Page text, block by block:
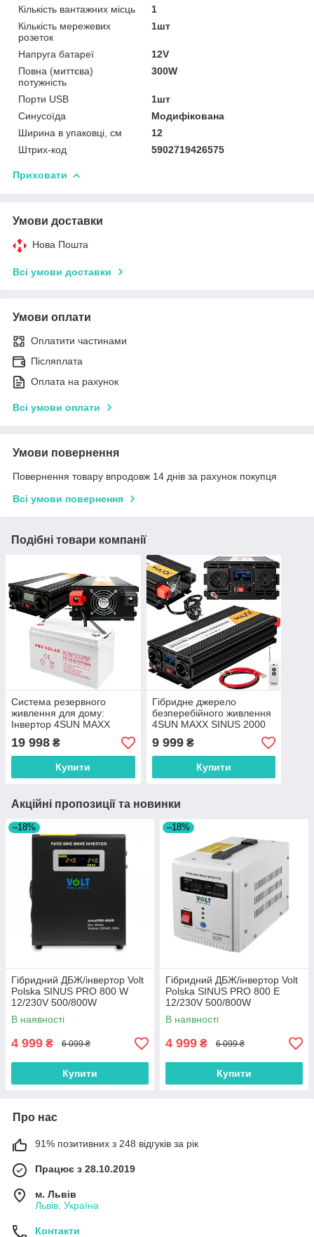
Кількість вантажних місць
1
Кількість мережевих
розеток
1шт
Напруга батареї
12V
Повна (миттєва)
потужність
300W
Порти USB
1шт
Синусоїда
Модифікована
Ширина в упаковці, см
12
Штрих-код
5902719426575
Приховати
Умови доставки
Нова Пошта
Всі умови доставки
Умови оплати
Оплатити частинами
Післяплата
Оплата на рахунок
Всі умови оплати
Умови повернення
Повернення товару впродовж 14 днів за рахунок покупця
Всі умови повернення
Подібні товари компанії
Система резервного
живлення для дому:
Інвертор 4SUN MAXX
2000W та АКБ Deep Cycle
110Ah
19 998 ₴
Купити
Гібридне джерело
безперебійного живлення
4SUN MAXX SINUS 2000
Вт 12 В/230 В (R0279
PRZ279)
9 999₴
Купити
Акційні пропозиції та новинки
–18%
Гібридний ДБЖ/інвертор Volt
Polska SINUS PRO 800 W
12/230V 500/800W
(3SP098012W) для котла
В наявності
4 999 ₴ 6 099 ₴
Купити
–18%
Гібридний ДБЖ/інвертор Volt
Polska SINUS PRO 800 E
12/230V 500/800W
(3SP080012E) для котла
В наявності
4 999 ₴ 6 099 ₴
Купити
Про нас
91% позитивних з 248 відгуків за рік
Працює з 28.10.2019
м. Львів
Львів, Україна
Контакти